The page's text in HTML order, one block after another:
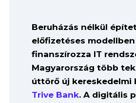
Beruházás nélkül
előfizetéses modellben
finanszírozza IT
Magyarország több
úttörő új kereskedelmi
Trive Bank. A digitális